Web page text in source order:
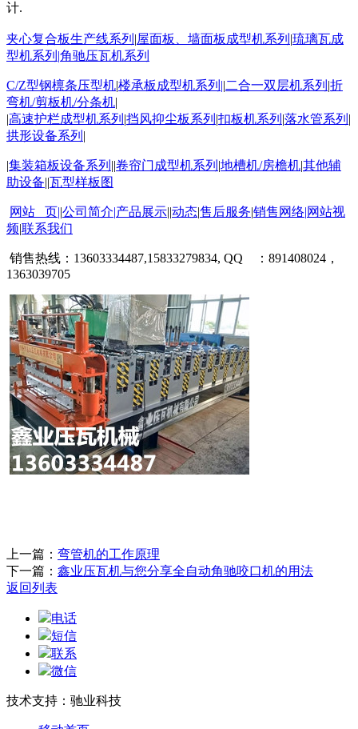
计.
夹心复合板生产线系列 |屋面板、墙面板成型机系列 |琉璃瓦成
型机系列 |角驰压瓦机系列
C/Z型钢檩条压型机|楼承板成型机系列 ||二合一双层机系列 |折
弯机/剪板机/分条机|
|高速护栏成型机系列 |挡风抑尘板系列 |扣板机系列 |落水管系列 |
拱形设备系列 |
|集装箱板设备系列 ||卷帘门成型机系列 |地槽机/房檐机|其他辅
助设备||瓦型样板图
网站 页||公司简介|产品展示||动态|售后服务|销售网络|网站视
频|联系我们
销售热线： 13603334487,15833279834, QQ ： 891408024 ，
1363039705
上一篇： 弯管机的工作原理
下一篇： 鑫业压瓦机与您分享全自动角驰咬口机的用法
返回列表
电话
短信
联系
微信
技术支持：驰业科技